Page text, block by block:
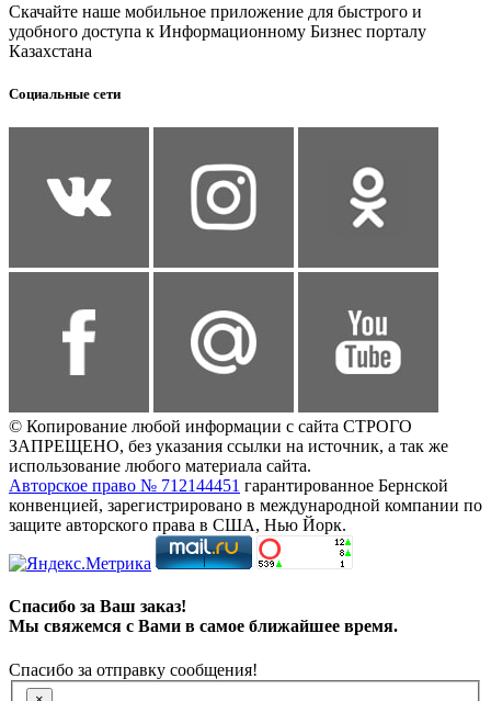
Скачайте наше мобильное приложение для быстрого и
удобного доступа к Информационному Бизнес порталу
Казахстана
Социальные сети
© Копирование любой информации с сайта СТРОГО
ЗАПРЕЩЕНО, без указания ссылки на источник, а так же
использование любого материала сайта.
Авторское право № 712144451 гарантированное Бернской
конвенцией, зарегистрировано в международной компании по
защите авторского права в США, Нью Йорк.
Спасибо за Ваш заказ!
Мы свяжемся с Вами в самое ближайшее время.
Спасибо за отправку сообщения!